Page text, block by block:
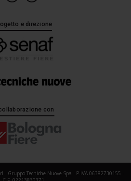
e direzione
con
- Gruppo Tecniche Nuove Spa - P.IVA 06382730155 -